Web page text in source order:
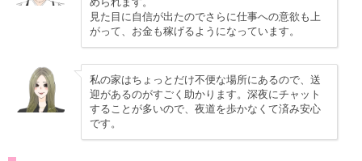
見た目に自信が出たのでさらに仕事への意欲も上
がって、お金も稼げるようになっています。
私の家はちょっとだけ不便な場所にあるので、送
迎があるのがすごく助かります。深夜にチャット
することが多いので、夜道を歩かなくて済み安心
です。